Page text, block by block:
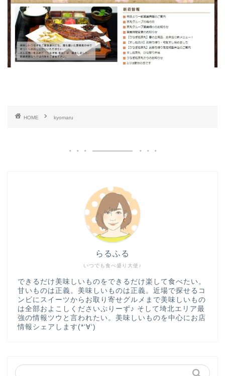
HOME kyomaru
いつでも食べ盛り大使♪
らるふる
できるだけ美味しいものをできるだけ楽して食べたい。
甘いものは正義。美味しいものは正義。近場で探せるコ
ンビにスイーツからお取り寄せグルメまで美味しいもの
は全部およこしくださいぷりーず♪ そして埼北エリア最
強の情報ツウと言われたい。美味しいものを中心にお店
情報シェアします(*‘∀‘)